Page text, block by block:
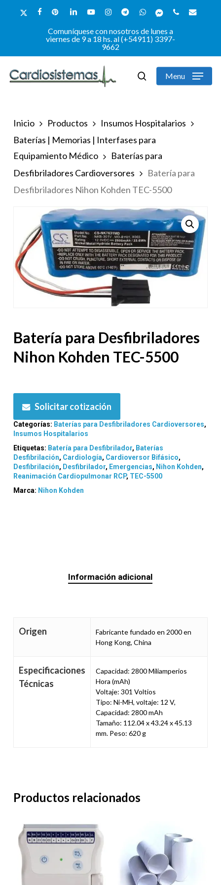
content
x-
facebookpinterestlinkedinyoutubeinstagramtelegramwhatsappmessengerphoneemail
Comuníquese con nosotros de lunes a
viernes de 9 a 18 hs. al (+54911) 3397-
9662
searchMenu
Inicio Productos
Insumos Hospitalarios
Baterías | Memorias | Interfases para
Equipamiento Médico
Baterías para
Desfibriladores Cardioversores
Batería para
Desfibriladores Nihon Kohden TEC-5500
Batería para Desfibriladores
Nihon Kohden TEC-5500
Solicitar cotización
Categorías: Baterías para Desfibriladores Cardioversores,
Insumos Hospitalarios
Etiquetas: Batería para Desfibrilador, Baterías
Desfibrilación, Cardiología, Cardioversor Bifásico,
Desfibrilación, Desfibrilador, Emergencias, Nihon Kohden,
Reanimación Cardiopulmonar RCP, TEC-5500
Marca: Nihon Kohden
Información adicional
Origen
Fabricante fundado en 2000 en
Hong Kong, China
Especificaciones
Técnicas
Capacidad: 2800 Miliamperios
Hora (mAh)
Voltaje: 301 Voltios
Tipo: Ni-MH, voltaje: 12 V,
Capacidad: 2800 mAh
Tamaño: 112.04 x 43.24 x 45.13
mm. Peso: 620 g
Productos relacionados